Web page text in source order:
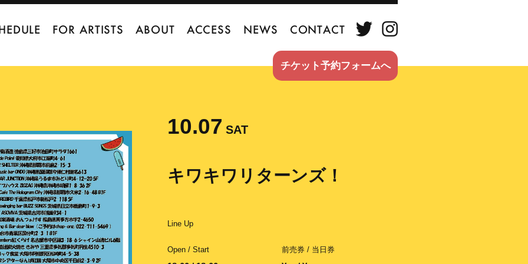
FOR ARTISTS ABOUT ACCESS NEWS CONTACT
チケット予約フォームへ
10.07 SAT
キワキワリターンズ！
Line Up
Open / Start 前売券 / 当日券